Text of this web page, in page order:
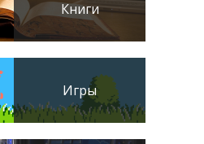
Книги
Игры